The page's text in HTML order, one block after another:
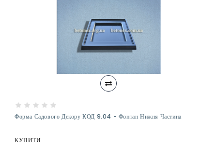
Форма Садового Декору КОД 9.04 - Фонтан Нижня Частина
КУПИТИ